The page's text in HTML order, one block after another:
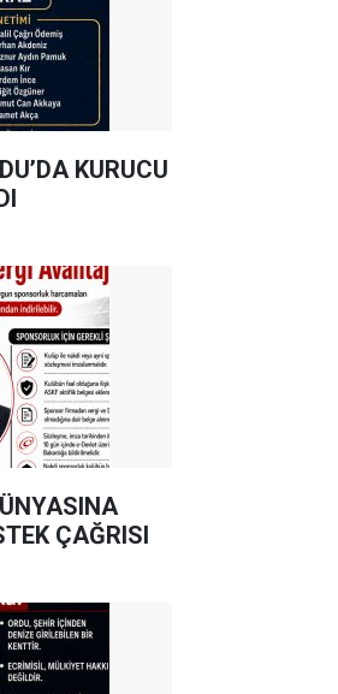
KURUCU
ÇAĞRISI